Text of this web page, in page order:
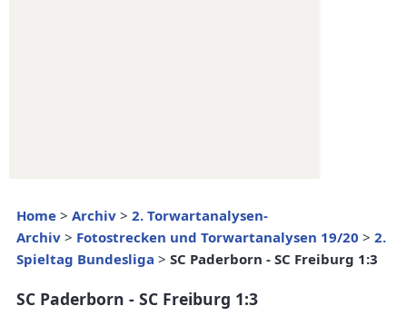
Home > Archiv > 2. Torwartanalysen-
Archiv > Fotostrecken und Torwartanalysen 19/20 > 2.
Spieltag Bundesliga > SC Paderborn - SC Freiburg 1:3
SC Paderborn - SC Freiburg 1:3